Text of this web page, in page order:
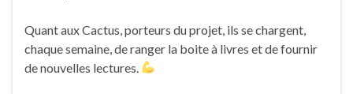
Quant aux Cactus, porteurs du projet, ils se chargent,
chaque semaine, de ranger la boite à livres et de fournir
de nouvelles lectures.